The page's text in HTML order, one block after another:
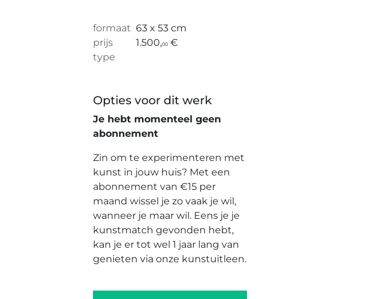
formaat 63 x 53 cm
prijs
1.500,00 €
type
Opties voor dit werk
Je hebt momenteel geen
abonnement
Zin om te experimenteren met
kunst in jouw huis? Met een
abonnement van €15 per
maand wissel je zo vaak je wil,
wanneer je maar wil. Eens je je
kunstmatch gevonden hebt,
kan je er tot wel 1 jaar lang van
genieten via onze kunstuitleen.